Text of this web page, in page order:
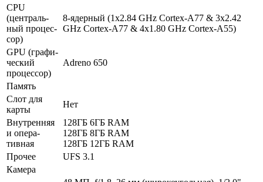
CPU
(централь­
ный процес­
сор)
8-ядерный (1x2.84 GHz Cortex-A77 & 3x2.42
GHz Cortex-A77 & 4x1.80 GHz Cortex-A55)
GPU (графи­
ческий
процес­сор)
Adreno 650
Память
Слот для
карты
Нет
Внутрен­няя
и опера­
тивная
128ГБ 6ГБ RAM
128ГБ 8ГБ RAM
128ГБ 12ГБ RAM
Прочее
UFS 3.1
Камера